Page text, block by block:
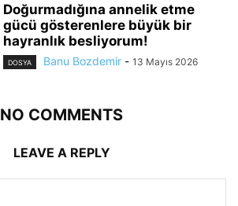
Doğurmadığına annelik etme
gücü gösterenlere büyük bir
hayranlık besliyorum!
DOSYA Banu Bozdemir - 13 Mayıs 2026
NO COMMENTS
LEAVE A REPLY